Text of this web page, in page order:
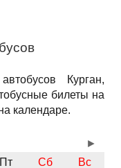
Курган,
билеты на
календаре.
Пт Сб
Вс
►